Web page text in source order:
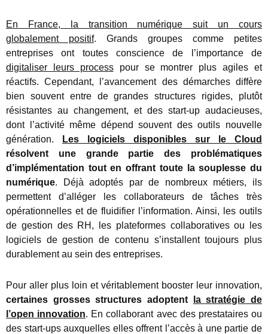
En France, la transition numérique suit un cours
globalement positif. Grands groupes comme petites
entreprises ont toutes conscience de l’importance de
digitaliser leurs processpour se montrer plus agiles et
réactifs. Cependant, l’avancement des démarches diffère
bien souvent entre de grandes structures rigides, plutôt
résistantes au changement, et des start-up audacieuses,
dont l’activité même dépend souvent des outils nouvelle
génération.
Les logiciels disponibles sur le Cloud
résolvent une grande partie des problématiques
d’implémentation tout en offrant toute la souplesse du
numérique. Déjà adoptés par de nombreux métiers, ils
permettent d’alléger les collaborateurs de tâches très
opérationnelles et de fluidifier l’information. Ainsi, les outils
de gestion des RH, les plateformes collaboratives ou les
logiciels de gestion de contenu s’installent toujours plus
durablement au sein des entreprises.
Pour aller plus loin et véritablement booster leur innovation,
certaines grosses structures adoptent
la stratégie de
l’open innovation. En collaborant avec des prestataires ou
des start-ups auxquelles elles offrent l’accès à une partie de